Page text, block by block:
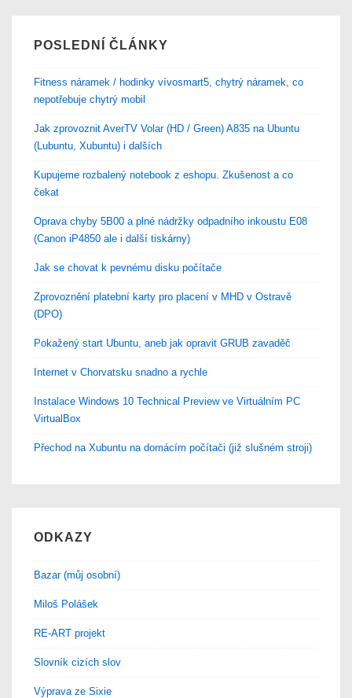
POSLEDNÍ ČLÁNKY
Fitness náramek / hodinky vívosmart5, chytrý náramek, co
nepotřebuje chytrý mobil
Jak zprovoznit AverTV Volar (HD / Green) A835 na Ubuntu
(Lubuntu, Xubuntu) i dalších
Kupujeme rozbalený notebook z eshopu. Zkušenost a co
čekat
Oprava chyby 5B00 a plné nádržky odpadního inkoustu E08
(Canon iP4850 ale i další tiskárny)
Jak se chovat k pevnému disku počítače
Zprovoznění platební karty pro placení v MHD v Ostravě
(DPO)
Pokažený start Ubuntu, aneb jak opravit GRUB zavaděč
Internet v Chorvatsku snadno a rychle
Instalace Windows 10 Technical Preview ve Virtuálním PC
VirtualBox
Přechod na Xubuntu na domácím počítači (již slušném stroji)
ODKAZY
Bazar (můj osobní)
Miloš Polášek
RE-ART projekt
Slovník cizích slov
Výprava ze Sixie